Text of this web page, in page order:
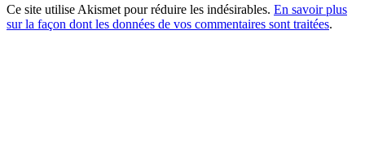
Ce site utilise Akismet pour réduire les indésirables. En savoir plus
sur la façon dont les données de vos commentaires sont traitées.